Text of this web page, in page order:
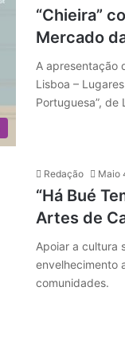
“Chieira”
Mercado
A apresentação
Lisboa –
Portuguesa”, de
Redação Maio
“Há Bué
Artes de
Apoiar a cultura
envelhecimento
comunidades.